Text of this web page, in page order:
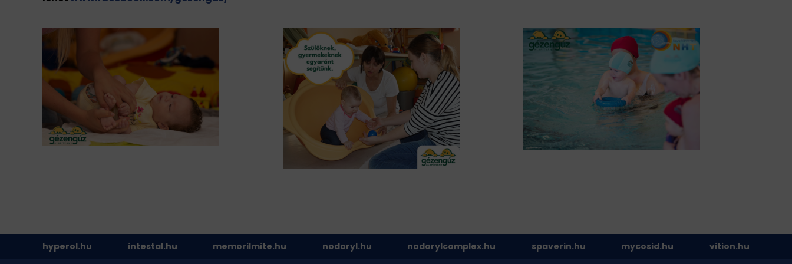
hyperol.hu intestal.hu memorilmite.hu nodoryl.hu nodorylcomplex.hu spaverin.hu mycosid.hu vition.hu